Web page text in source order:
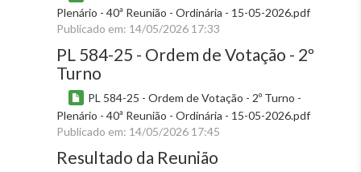
Plenário - 40ª Reunião - Ordinária - 15-05-2026.pdf
Publicado em: 14/05/2026 17:33
PL 584-25 - Ordem de Votação - 2º
Turno
PL 584-25 - Ordem de Votação - 2º Turno -
Plenário - 40ª Reunião - Ordinária - 15-05-2026.pdf
Publicado em: 14/05/2026 17:45
Resultado da Reunião